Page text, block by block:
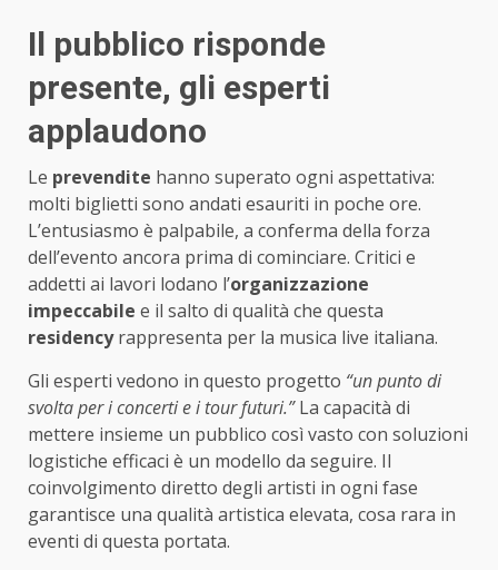
Il pubblico risponde
presente, gli esperti
applaudono
Le prevendite hanno superato ogni aspettativa:
molti biglietti sono andati esauriti in poche ore.
L’entusiasmo è palpabile, a conferma della forza
dell’evento ancora prima di cominciare. Critici e
addetti ai lavori lodano l’organizzazione
impeccabile e il salto di qualità che questa
residencyrappresenta per la musica live italiana.
Gli esperti vedono in questo progetto “un punto di
svolta per i concerti e i tour futuri.”La capacità di
mettere insieme un pubblico così vasto con soluzioni
logistiche efficaci è un modello da seguire. Il
coinvolgimento diretto degli artisti in ogni fase
garantisce una qualità artistica elevata, cosa rara in
eventi di questa portata.